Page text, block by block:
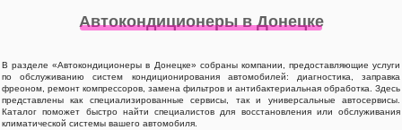
Автокондиционеры в Донецке
В разделе «Автокондиционеры в Донецке» собраны компании, предоставляющие услуги
по обслуживанию систем кондиционирования автомобилей: диагностика, заправка
фреоном, ремонт компрессоров, замена фильтров и антибактериальная обработка. Здесь
представлены как специализированные сервисы, так и универсальные автосервисы.
Каталог поможет быстро найти специалистов для восстановления или обслуживания
климатической системы вашего автомобиля.